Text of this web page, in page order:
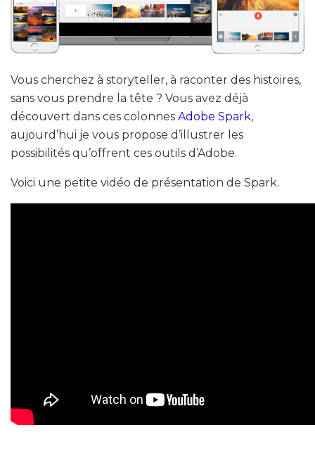
Vous cherchez à storyteller, à raconter des histoires,
sans vous prendre la tête ? Vous avez déjà
découvert dans ces colonnes Adobe Spark,
aujourd’hui je vous propose d’illustrer les
possibilités qu’offrent ces outils d’Adobe.
Voici une petite vidéo de présentation de Spark.